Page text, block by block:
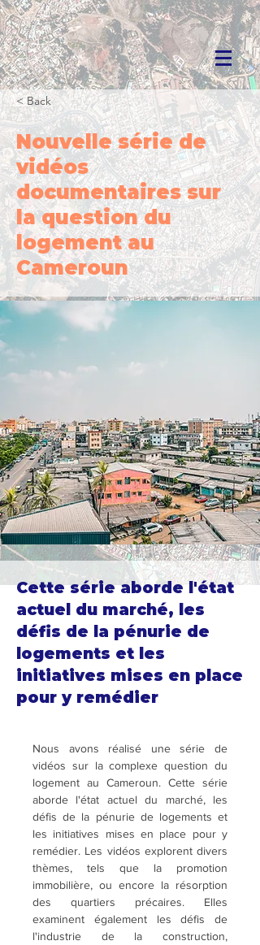
< Back
Nouvelle série de
vidéos
documentaires sur
la question du
logement au
Cameroun
Cette série aborde l'état
actuel du marché, les
défis de la pénurie de
logements et les
initiatives mises en place
pour y remédier
Nous avons réalisé une série de
vidéos sur la complexe question du
logement au Cameroun. Cette série
aborde l'état actuel du marché, les
défis de la pénurie de logements et
les initiatives mises en place pour y
remédier. Les vidéos explorent divers
thèmes, tels que la promotion
immobilière, ou encore la résorption
des quartiers précaires. Elles
examinent également les défis de
l'industrie de la construction,